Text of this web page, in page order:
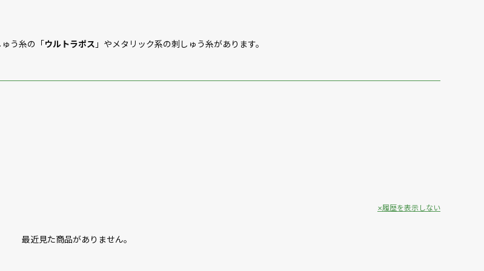
う糸の「ウルトラポス 」やメタリック系の刺しゅう糸があります。
最近見た商品がありません。
履歴を表示しない